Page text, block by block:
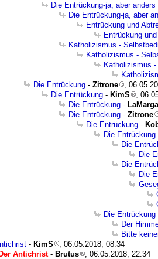
Die Entrückung-ja, aber anders
Die Entrückung-ja, aber
Entrückung und
Entrückung
Katholizismus -
Katholizismus -
Katholizismus
Die Entrückung - Zitrone
,
Die Entrückung - KimS
,
Die Entrückung -
Die Entrückung - Zitrone
Die Entrückung -
Die Entrückung
Die
Die
Die
Die
Die Entrückung
Der
Bitte
- KimS
, 06.05.2018, 08:34
Der Antichrist- Brutus
, 06.05.2018, 22:34